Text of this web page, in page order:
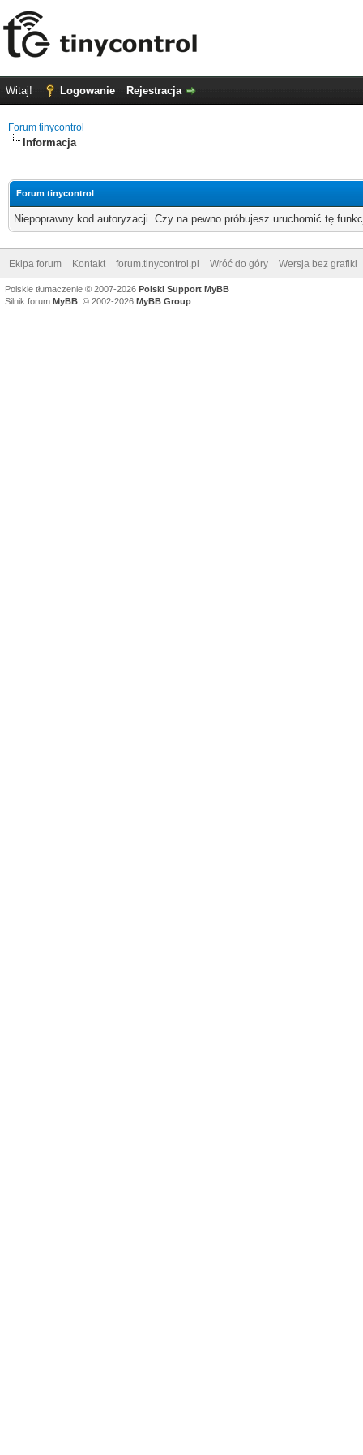
Witaj! Logowanie Rejestracja
Forum tinycontrol
Informacja
Forum tinycontrol
Niepoprawny kod autoryzacji. Czy na pewno próbujesz uruchomić tę
Ekipa forum Kontakt forum.tinycontrol.pl Wróć do góry Wersja bez grafiki
Polskie tłumaczenie © 2007-2026 Polski Support MyBB
Silnik forum MyBB , © 2002-2026 MyBB Group